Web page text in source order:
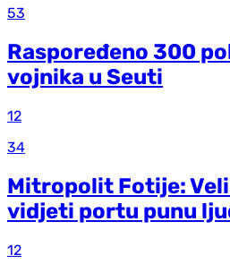
53
Raspoređeno 300
vojnika u Seuti
12
34
Mitropolit Fotije:
vidjeti portu punu
12